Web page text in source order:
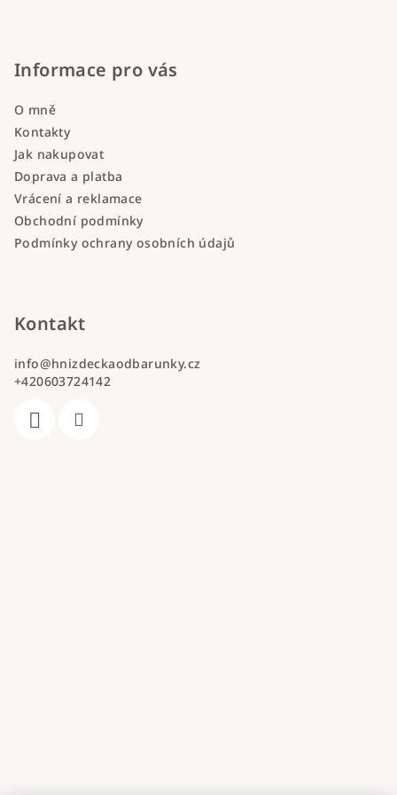
Informace pro vás
O mně
Kontakty
Jak nakupovat
Doprava a platba
Vrácení a reklamace
Obchodní podmínky
Podmínky ochrany osobních údajů
Kontakt
info@hnizdeckaodbarunky.cz
+420603724142